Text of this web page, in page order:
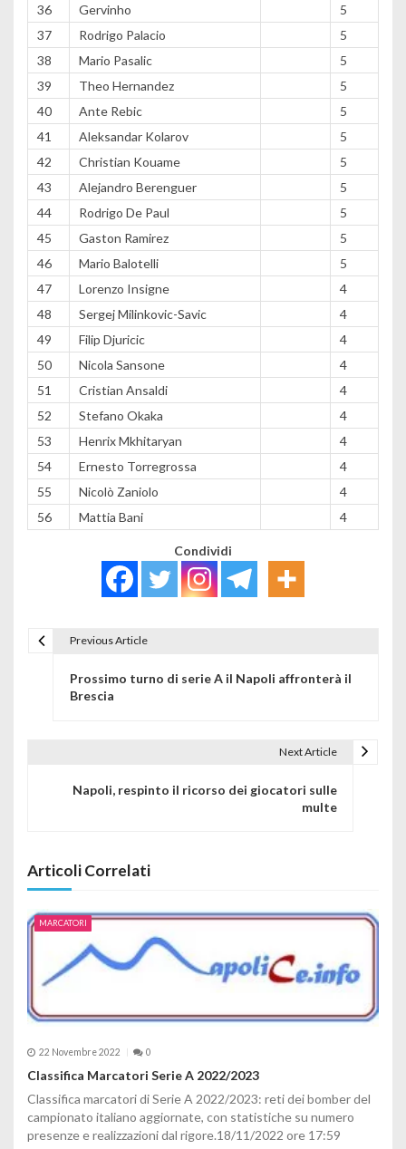
36
Gervinho
5
37
Rodrigo Palacio
5
38
Mario Pasalic
5
39
Theo Hernandez
5
40
Ante Rebic
5
41
Aleksandar Kolarov
5
42
Christian Kouame
5
43
Alejandro Berenguer
5
44
Rodrigo De Paul
5
45
Gaston Ramirez
5
46
Mario Balotelli
5
47
Lorenzo Insigne
4
48
Sergej Milinkovic-Savic
4
49
Filip Djuricic
4
50
Nicola Sansone
4
51
Cristian Ansaldi
4
52
Stefano Okaka
4
53
Henrix Mkhitaryan
4
54
Ernesto Torregrossa
4
55
Nicolò Zaniolo
4
56
Mattia Bani 4
Condividi
Previous Article
Prossimo turno di serie A il Napoli affronterà il
Brescia
Next Article
Napoli, respinto il ricorso dei giocatori sulle
multe
Articoli Correlati
MARCATORI
22 Novembre 2022 0
Classifica Marcatori Serie A 2022/2023
Classifica marcatori di Serie A 2022/2023: reti dei bomber del
campionato italiano aggiornate, con statistiche su numero
presenze e realizzazioni dal rigore.18/11/2022 ore 17:59